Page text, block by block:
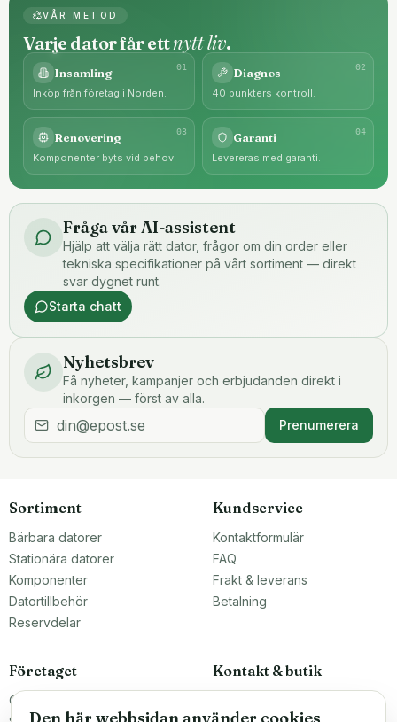
VÅR METOD
Varje dator får ettnytt liv.
01
Insamling
Inköp från företag i Norden.
02
Diagnos
40 punkters kontroll.
03
Renovering
Komponenter byts vid behov.
04
Garanti
Levereras med garanti.
Fråga vår AI-assistent
Hjälp att välja rätt dator, frågor om din order eller
tekniska specifikationer på vårt sortiment — direkt
svar dygnet runt.
Starta chatt
Nyhetsbrev
Få nyheter, kampanjer och erbjudanden direkt i
inkorgen — först av alla.
Prenumerera
Sortiment
Bärbara datorer
Stationära datorer
Komponenter
Datortillbehör
Reservdelar
Kundservice
Kontaktformulär
FAQ
Frakt & leverans
Betalning
Företaget
Om oss
Kontakt & butik
Malmö, Sverige